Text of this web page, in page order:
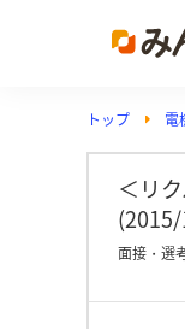
トップ 電
＜リ
面接・選